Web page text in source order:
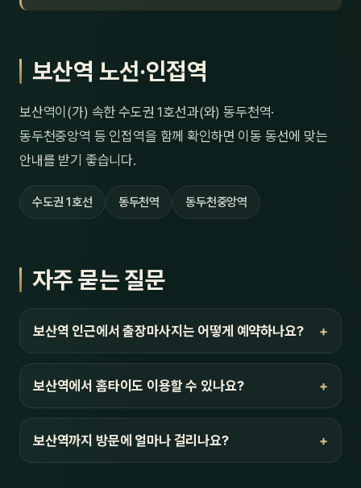
보산역 노선·인접역
보산역이(가) 속한 수도권 1호선과(와) 동두천역·
동두천중앙역 등 인접역을 함께 확인하면 이동 동선에 맞는
안내를 받기 좋습니다.
수도권 1호선 동두천역 동두천중앙역
자주 묻는 질문
보산역 인근에서 출장마사지는 어떻게 예약하나요?
보산역에서 홈타이도 이용할 수 있나요?
보산역까지 방문에 얼마나 걸리나요?